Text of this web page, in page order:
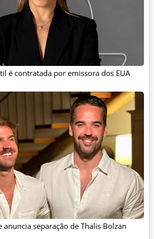
é contratada por emissora dos EUA
anuncia separação de Thalis Bolzan